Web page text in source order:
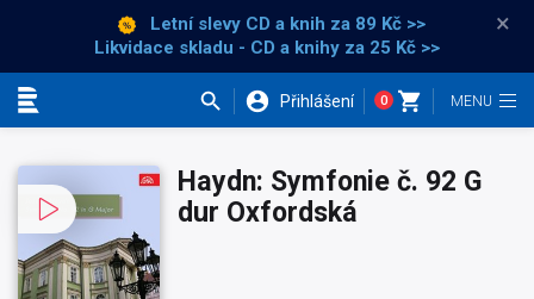
Letní slevy CD a knih za 89 Kč >>
Likvidace skladu - CD a knihy za 25 Kč >>
×
Přihlášení 0
Haydn: Symfonie č. 92 G
dur Oxfordská